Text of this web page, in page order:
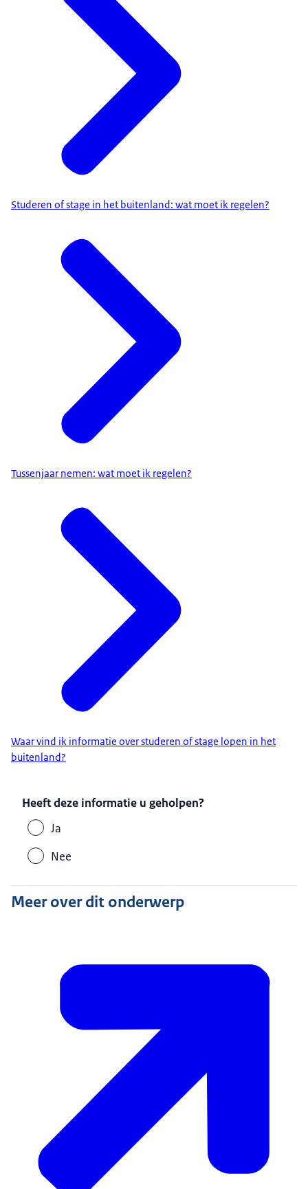
Studeren of stage in het buitenland: wat moet ik regelen?
Tussenjaar nemen: wat moet ik regelen?
Waar vind ik informatie over studeren of stage lopen in het
buitenland?
Heeft deze informatie u geholpen?
Ja
Nee
Meer over dit onderwerp